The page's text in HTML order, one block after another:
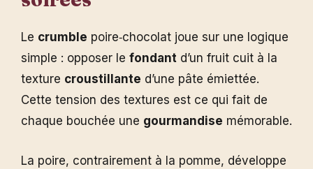
Le crumble poire‑chocolat joue sur une logique
simple : opposer le fondant d’un fruit cuit à la
texture croustillante d’une pâte émiettée.
Cette tension des textures est ce qui fait de
chaque bouchée une gourmandise mémorable.
La poire, contrairement à la pomme, développe